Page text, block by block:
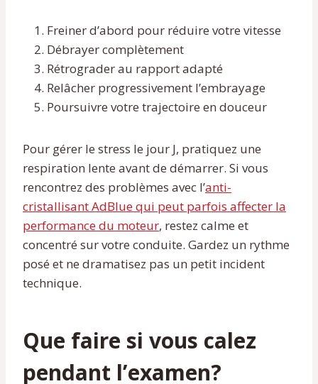
Freiner d’abord pour réduire votre vitesse
Débrayer complètement
Rétrograder au rapport adapté
Relâcher progressivement l’embrayage
Poursuivre votre trajectoire en douceur
Pour gérer le stress le jour J, pratiquez une
respiration lente avant de démarrer. Si vous
rencontrez des problèmes avec l’anti-
cristallisant AdBlue qui peut parfois affecter la
performance du moteur, restez calme et
concentré sur votre conduite. Gardez un rythme
posé et ne dramatisez pas un petit incident
technique.
Que faire si vous calez
pendant l’examen?